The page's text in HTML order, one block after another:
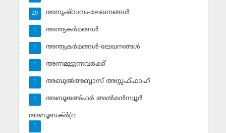
അനുഷ്ഠാനം-ലേഖനങ്ങള്‍
29
അന്ത്യകര്‍മങ്ങള്‍
1
അന്ത്യകര്‍മങ്ങള്‍-ലേഖനങ്ങള്‍
1
അന്നമൂട്ടുന്നവര്‍ക്ക്
1
അബുല്‍അബ്ബാസ് അസ്സഫ്ഫാഹ്‌
1
അബൂജഅ്ഫര്‍ അല്‍മന്‍സ്വൂര്‍
1
അബൂബക്ര്‍(റ
1